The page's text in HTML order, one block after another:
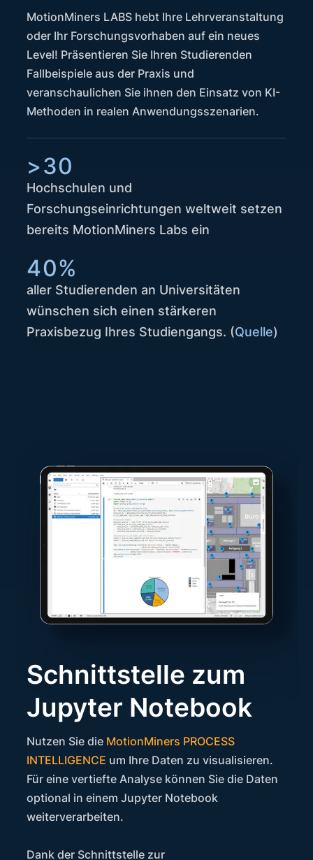
MotionMiners LABS hebt Ihre Lehrveranstaltung
oder Ihr Forschungsvorhaben auf ein neues
Level! Präsentieren Sie Ihren Studierenden
Fallbeispiele aus der Praxis und
veranschaulichen Sie ihnen den Einsatz von KI-
Methoden in realen Anwendungsszenarien.
>30
Hochschulen und
Forschungseinrichtungen weltweit setzen
bereits MotionMiners Labs ein
40%
aller Studierenden an Universitäten
wünschen sich einen stärkeren
Praxisbezug Ihres Studiengangs. (Quelle)
Schnittstelle zum
Jupyter Notebook
Nutzen Sie die MotionMiners PROCESS
INTELLIGENCE um Ihre Daten zu visualisieren.
Für eine vertiefte Analyse können Sie die Daten
optional in einem Jupyter Notebook
weiterverarbeiten.
Dank der Schnittstelle zur